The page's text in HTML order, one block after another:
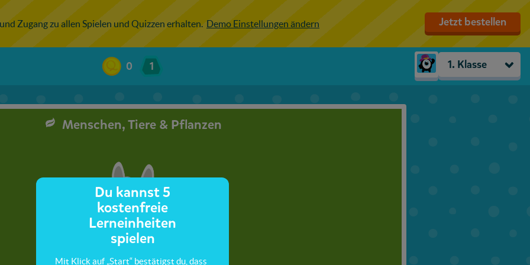
Zugang zu allen Spielen und Quizzen erhalten. Demo Einstellungen ändern Jetzt bestellen
0 1 1. Klasse
Menschen, Tiere & Pflanzen
Du kannst 5
kostenfreie
Lerneinheiten
spielen
Mit Klick auf „Start“ bestätigst du, dass